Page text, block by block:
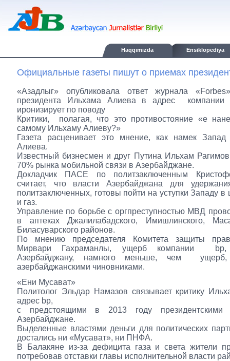
Haqqımızda Ensiklopediya
Официальные газеты пишут о приемах
«Азадлыг» опубликовала ответ журнала
президента Ильхама Алиева в адрес
иронизирует по поводу
Критики, полагая, что это противостояние «е
самому Ильхаму Алиеву?»
Газета расценивает это мнение, как намек Запад
Алиева.
Известный бизнесмен и друг Путина Ильхам Рагимов
70% рынка мобильной связи в Азербайджане.
Докладчик ПАСЕ по политзаключенным
считает, что власти Азербайджана для
политзаключенных, готовы пойти на уступки Западу
и газ.
Управление по борьбе с оргпреступностью МВД
в аптеках Джалилабадского, Имишлинского,
Биласуварского районов.
По мнению председателя Комитета защиты
Мирвари Гахраманлы, ущерб компании bp,
Азербайджану, намного меньше, чем ущерб,
азербайджанскими чиновниками.
«Ени Мусават»
Политолог Эльдар Намазов связывает критику
адрес bp,
с предстоящими в 2013 году
Азербайджане.
Выделенные властями деньги для политических
достались ни «Мусават», ни ПНФА.
В Балакяне из-за дефицита газа и света жители
потребовав отставки главы исполнительной власти